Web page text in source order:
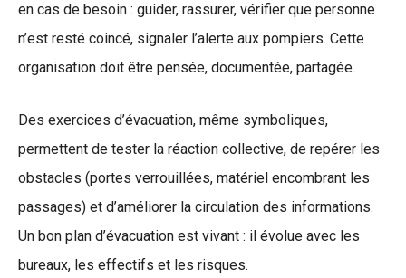
en cas de besoin : guider, rassurer, vérifier que personne
n’est resté coincé, signaler l’alerte aux pompiers. Cette
organisation doit être pensée, documentée, partagée.
Des exercices d’évacuation, même symboliques,
permettent de tester la réaction collective, de repérer les
obstacles (portes verrouillées, matériel encombrant les
passages) et d’améliorer la circulation des informations.
Un bon plan d’évacuation est vivant : il évolue avec les
bureaux, les effectifs et les risques.